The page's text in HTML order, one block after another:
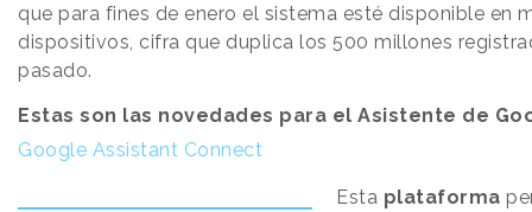
que para fines de enero el sistema esté disponible en
dispositivos, cifra que duplica los 500 millones
pasado.
Estas son las novedades para el Asistente de
Google Assistant Connect
Esta plataforma